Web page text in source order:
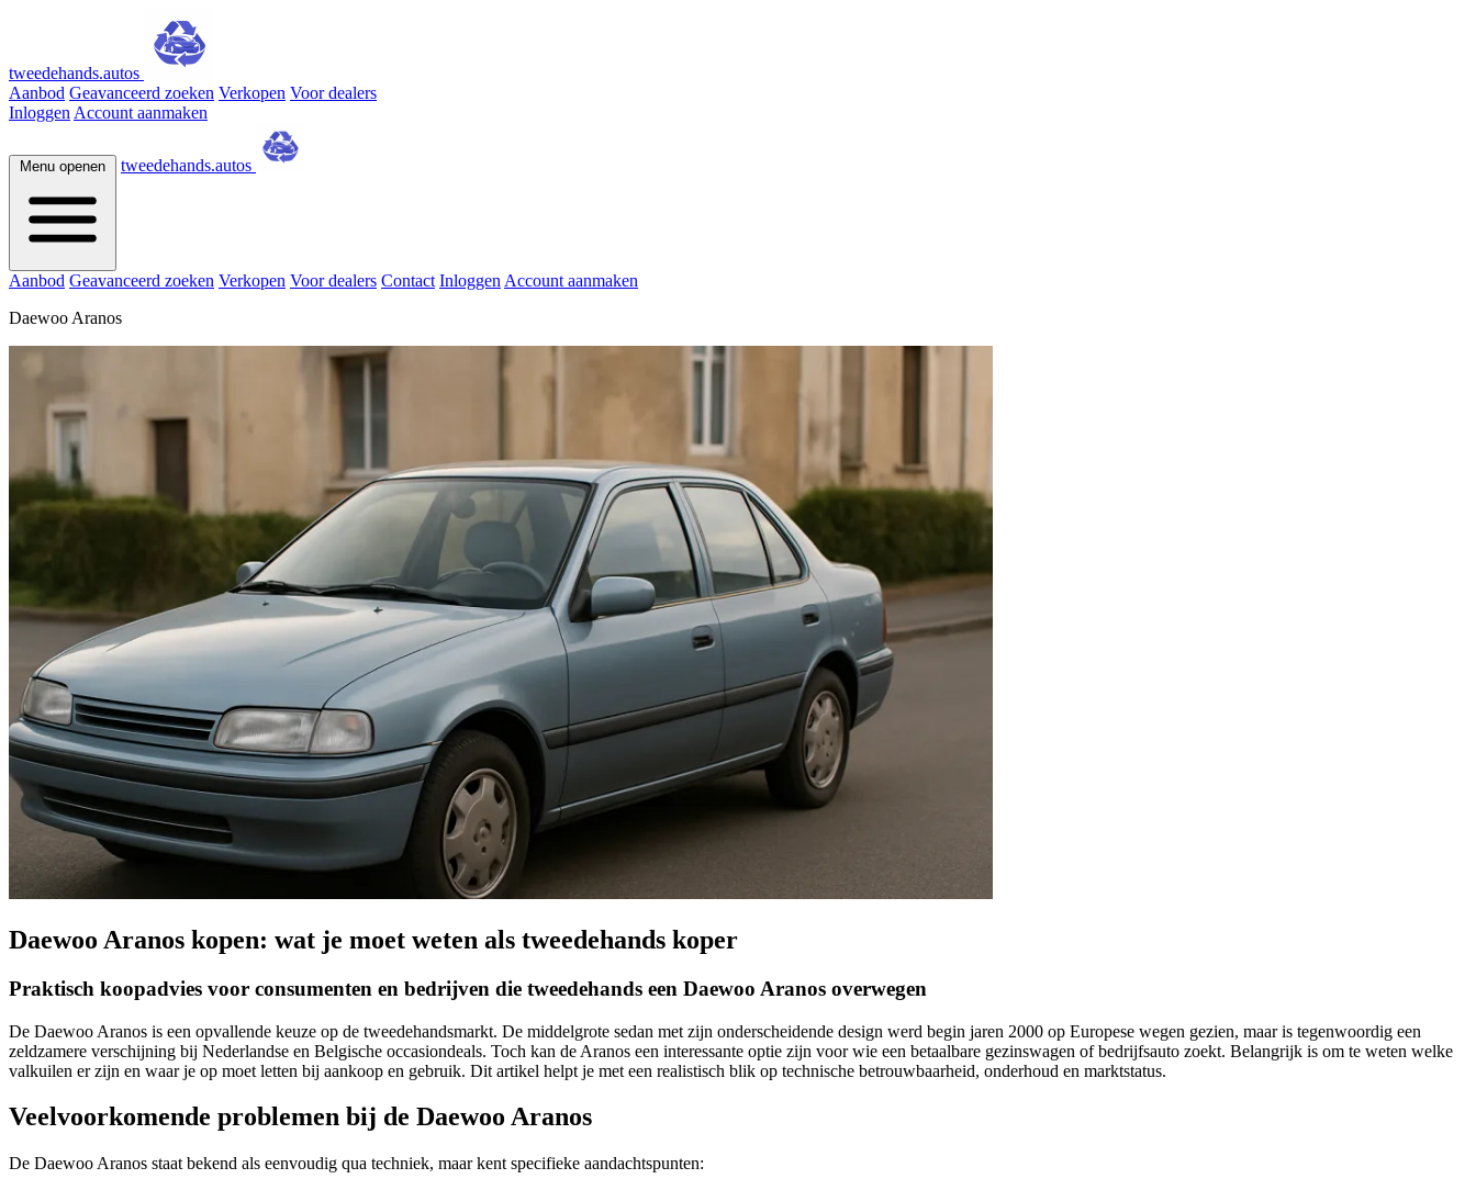
tweedehands.autos
Aanbod Geavanceerd zoeken Verkopen Voor dealers
Inloggen Account aanmaken
Menu openen tweedehands.autos
Aanbod Geavanceerd zoeken Verkopen Voor dealers Contact Inloggen Account aanmaken
Daewoo Aranos
Daewoo Aranos kopen: wat je moet weten als tweedehands koper
Praktisch koopadvies voor consumenten en bedrijven die tweedehands een Daewoo Aranos overwegen
De Daewoo Aranos is een opvallende keuze op de tweedehandsmarkt. De middelgrote sedan met zijn onderscheidende design werd begin jaren 2000 op Europese wegen gezien, maar is tegenwoordig een
zeldzamere verschijning bij Nederlandse en Belgische occasiondeals. Toch kan de Aranos een interessante optie zijn voor wie een betaalbare gezinswagen of bedrijfsauto zoekt. Belangrijk is om te weten welke
valkuilen er zijn en waar je op moet letten bij aankoop en gebruik. Dit artikel helpt je met een realistisch blik op technische betrouwbaarheid, onderhoud en marktstatus.
Veelvoorkomende problemen bij de Daewoo Aranos
De Daewoo Aranos staat bekend als eenvoudig qua techniek, maar kent specifieke aandachtspunten: